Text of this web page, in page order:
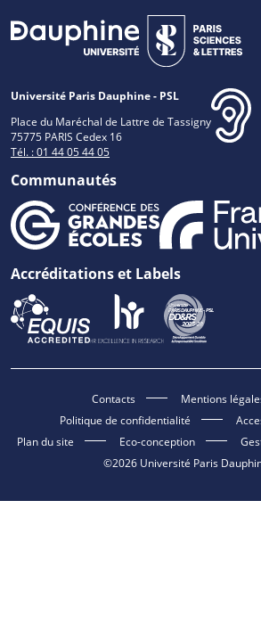
Université Paris Dauphine - PSL
Place du Maréchal de Lattre de Tassigny
75775 PARIS Cedex 16
Tél. : 01 44 05 44 05
Communautés
Accréditations et Labels
Contacts
Mentions
Politique de confidentialité
Plan du site
Eco-conception
©2026 Université Paris